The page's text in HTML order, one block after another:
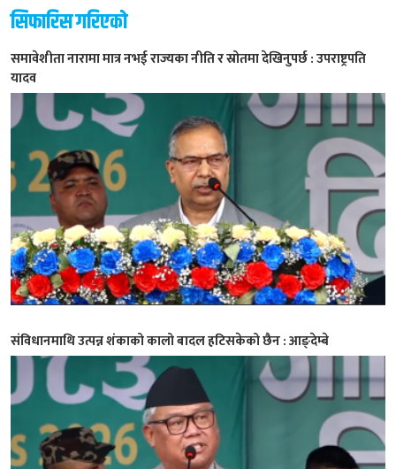
सिफारिस गरिएको
समावेशीता नारामा मात्र नभई राज्यका नीति र स्रोतमा देखिनुपर्छ : उपराष्ट्रपति
यादव
संविधानमाथि उत्पन्न शंकाको कालो बादल हटिसकेको छैन : आङ्देम्बे